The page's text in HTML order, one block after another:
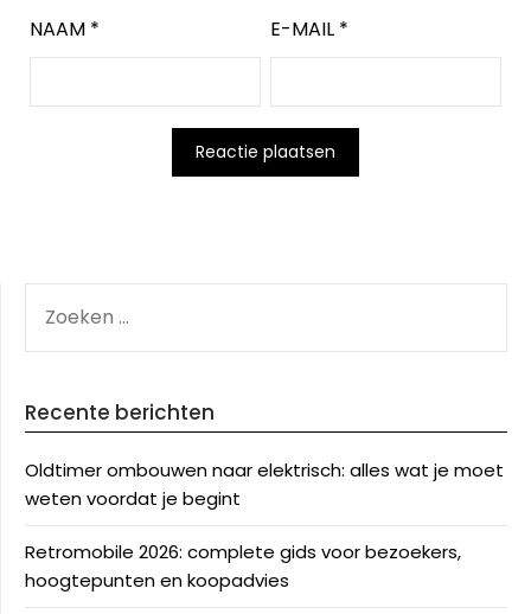
NAAM * E-MAIL *
NAAR:
Recente berichten
Oldtimer ombouwen naar elektrisch: alles wat je moet
weten voordat je begint
Retromobile 2026: complete gids voor bezoekers,
hoogtepunten en koopadvies